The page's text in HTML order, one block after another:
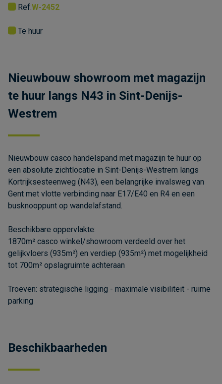
Ref. W-2452
Te huur
Nieuwbouw showroom met magazijn
te huur langs N43 in Sint-Denijs-
Westrem
Nieuwbouw casco handelspand met magazijn te huur op
een absolute zichtlocatie in Sint-Denijs-Westrem langs
Kortrijksesteenweg (N43), een belangrijke invalsweg van
Gent met vlotte verbinding naar E17/E40 en R4 en een
busknooppunt op wandelafstand.
Beschikbare oppervlakte:
1870m² casco winkel/showroom verdeeld over het
gelijkvloers (935m²) en verdiep (935m²) met mogelijkheid
tot 700m² opslagruimte achteraan
Troeven: strategische ligging - maximale visibiliteit - ruime
parking
Beschikbaarheden